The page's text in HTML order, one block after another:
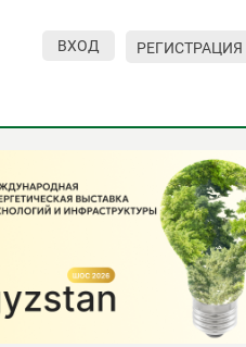
ВХОД РЕГИСТРАЦИЯ